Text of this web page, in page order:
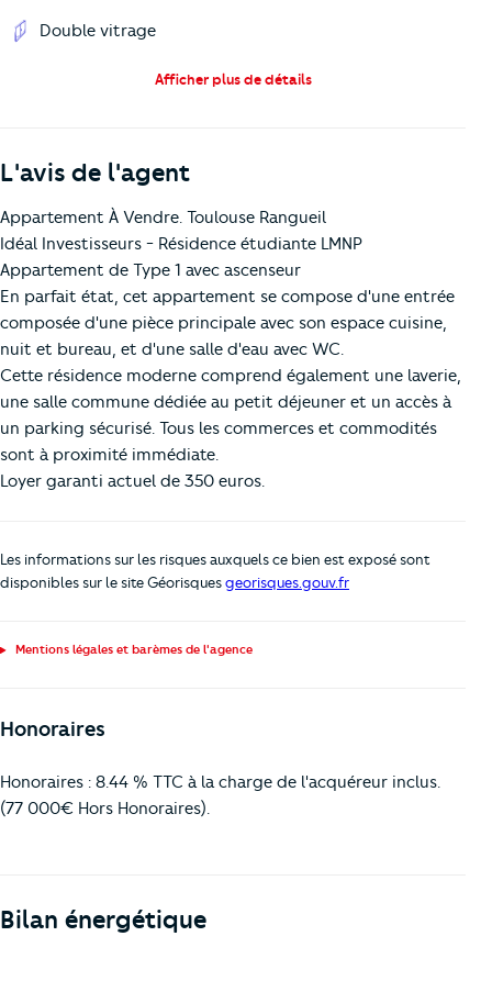
Double vitrage
Afficher plus de détails
L'avis de l'agent
Appartement À Vendre. Toulouse Rangueil
Idéal Investisseurs - Résidence étudiante LMNP
Appartement de Type 1 avec ascenseur
En parfait état, cet appartement se compose d'une entrée
composée d'une pièce principale avec son espace cuisine,
nuit et bureau, et d'une salle d'eau avec WC.
Cette résidence moderne comprend également une laverie,
une salle commune dédiée au petit déjeuner et un accès à
un parking sécurisé. Tous les commerces et commodités
sont à proximité immédiate.
Loyer garanti actuel de 350 euros.
Les informations sur les risques auxquels ce bien est exposé sont
disponibles sur le site Géorisquesgeorisques.gouv.fr
Mentions légales et barèmes de l'agence
Honoraires
Honoraires : 8.44 % TTC à la charge de l'acquéreur inclus.
(77 000€ Hors Honoraires).
Bilan énergétique